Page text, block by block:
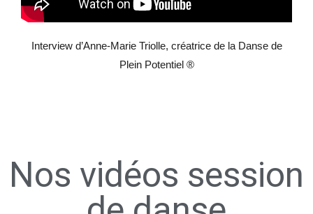
Interview d’Anne-Marie Triolle, créatrice de la Danse de
Plein Potentiel ®
Nos vidéos session